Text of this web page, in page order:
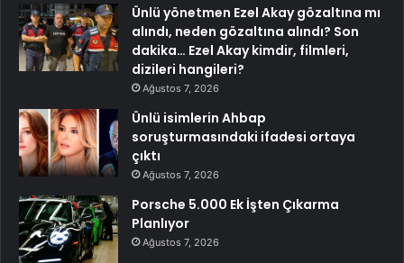
Ünlü yönetmen Ezel Akay gözaltına mı
alındı, neden gözaltına alındı? Son
dakika… Ezel Akay kimdir, filmleri,
dizileri hangileri?
Ağustos 7, 2026
Ünlü isimlerin Ahbap
soruşturmasındaki ifadesi ortaya
çıktı
Ağustos 7, 2026
Porsche 5.000 Ek İşten Çıkarma
Planlıyor
Ağustos 7, 2026